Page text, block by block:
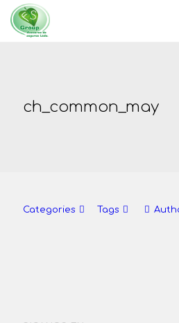
ch_common_may
Categories Tags